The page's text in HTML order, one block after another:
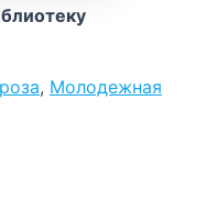
, Молодежная